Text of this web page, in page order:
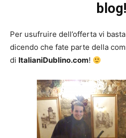
blog!
Per usufruire dell’offerta vi
dicendo che fate parte della
di ItalianiDublino.com!